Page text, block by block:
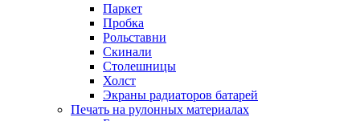
Паркет
Пробка
Рольставни
Скинали
Столешницы
Холст
Экраны радиаторов батарей
Печать на рулонных материалах